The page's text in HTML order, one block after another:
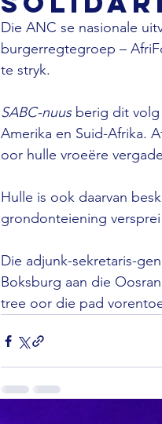
Die ANC se nasionale
burgerregtegroep –
te stryk.
SABC-nuus berig dit volg
Amerika en Suid-Afrika.
oor hulle vroeëre
Hulle is ook daarvan
grondonteiening
Die adjunk-sekretaris-
Boksburg aan die
tree oor die pad